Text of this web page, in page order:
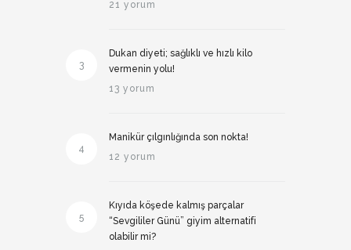
21 yorum
3
Dukan diyeti; sağlıklı ve hızlı kilo
vermenin yolu!
13 yorum
4
Manikür çılgınlığında son nokta!
12 yorum
5
Kıyıda köşede kalmış parçalar
“Sevgililer Günü” giyim alternatifi
olabilir mi?